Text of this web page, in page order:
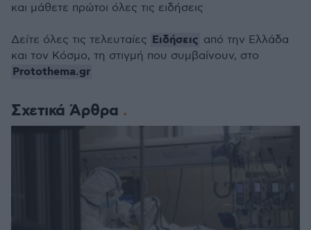
Σχετικά Άρθρα
και μάθετε πρώτοι όλες τις ειδήσεις
Δείτε όλες τις τελευταίες Ειδήσεις από την Ελλάδα
και τον Κόσμο, τη στιγμή που συμβαίνουν, στο
Protothema.gr